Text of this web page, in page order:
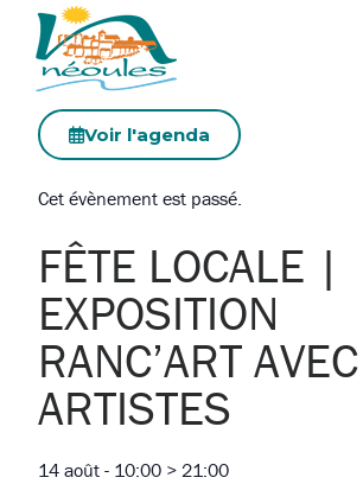
Voir l'agenda
Cet évènement est passé.
FÊTE LOCALE |
EXPOSITION
RANC’ART
ARTISTES
14 août - 10:00 >21:00